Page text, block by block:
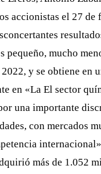
accionistas el 27 de
pequeño, mucho
y se obtiene en
en «La El sector
una importante
con mercados
más de 1.052